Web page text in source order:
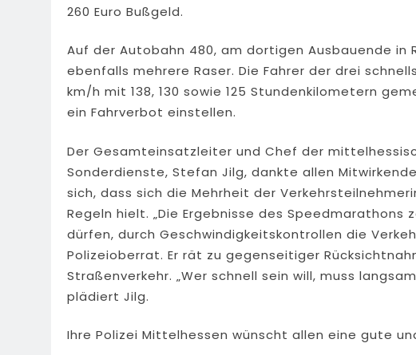
260 Euro Bußgeld.
Auf der Autobahn 480, am dortigen Ausbauende in
ebenfalls mehrere Raser. Die Fahrer der drei
km/h mit 138, 130 sowie 125 Stundenkilometern
ein Fahrverbot einstellen.
Der Gesamteinsatzleiter und Chef der
Sonderdienste, Stefan Jilg, dankte allen
sich, dass sich die Mehrheit der
Regeln hielt. „Die Ergebnisse des
dürfen, durch Geschwindigkeitskontrollen die
Polizeioberrat. Er rät zu gegenseitiger
Straßenverkehr. „Wer schnell sein will, muss
plädiert Jilg.
Ihre Polizei Mittelhessen wünscht allen eine gute